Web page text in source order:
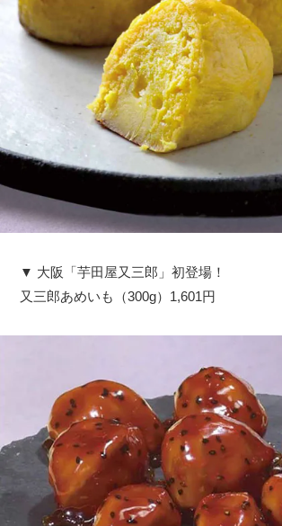
▼ 大阪「芋田屋又三郎」初登場！
又三郎あめいも（300g）1,601円